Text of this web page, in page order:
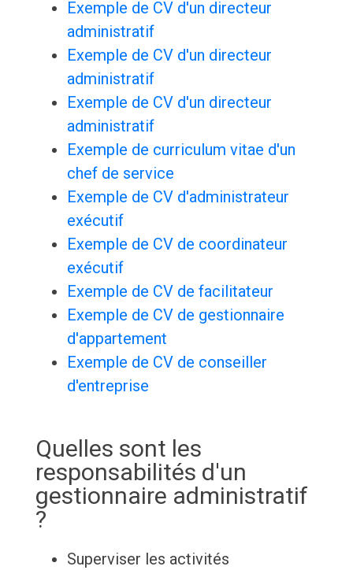
Exemple de CV d'un directeur
administratif
Exemple de CV d'un directeur
administratif
Exemple de CV d'un directeur
administratif
Exemple de curriculum vitae d'un
chef de service
Exemple de CV d'administrateur
exécutif
Exemple de CV de coordinateur
exécutif
Exemple de CV de facilitateur
Exemple de CV de gestionnaire
d'appartement
Exemple de CV de conseiller
d'entreprise
Quelles sont les
responsabilités d'un
gestionnaire administratif
?
Superviser les activités